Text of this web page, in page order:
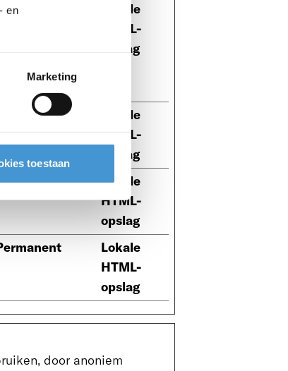
en
Marketing
toestaan
Lokale
HTML-
opslag
Sessie
Lokale
HTML-
opslag
Lokale
HTML-
opslag
Lokale
HTML-
opslag
door anoniem